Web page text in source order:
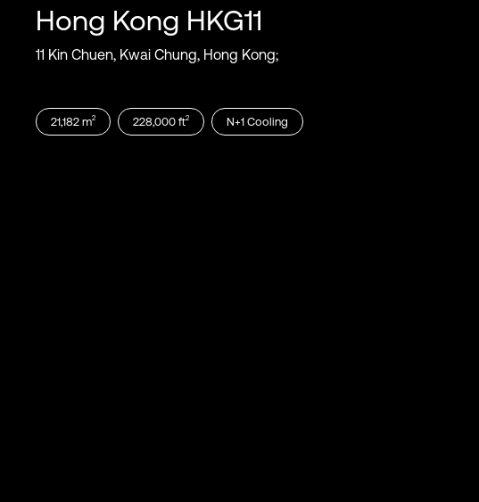
Hong Kong HKG11
11 Kin Chuen, Kwai Chung, Hong Kong;
21,182 m2 228,000 ft2 N+1 Cooling